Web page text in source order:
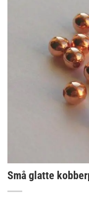
Små glatte